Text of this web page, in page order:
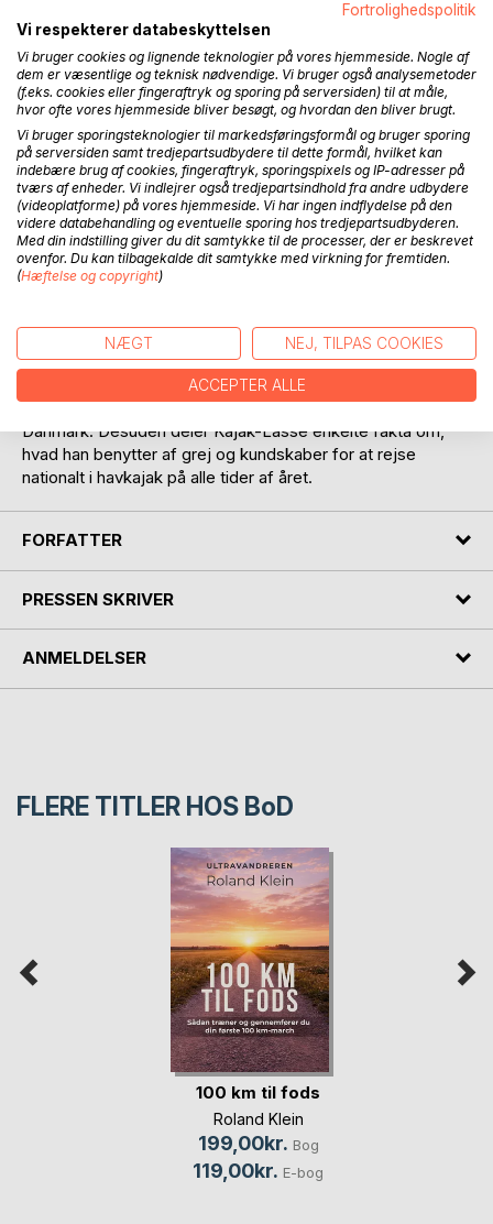
Drag på eventyr i havkajak med Kajak-Lasse som
styrmand. Oplev Danmarks smukkeste kanter fra havsiden,
og hvordan Kajak-Lasses enestående kompetencer
kommer i spil i kampen med naturens voldsomme kræfter
på havet. I autentiske fortællinger og billeder kan du indleve
dig i hans personlige oplevelser, fejl og læring og måske
endda selv blive inspireret til en tur i havkajak. Du er i hvert
fald garanteret en fornyet respekt for naturen samt for de
kompetencer, det kræver at ro i havkajak.
Lasse roede i vinteren 2019 Danmark rundt i havkajak, og
med sine dengang 25 år er Lasse den yngste til at
I bogen ´På eventyr i havkajak´ deler Kajak-Lasse ud af
sine personlige billeder, erindringer og oplevelser fra netop
denne rejse, men også fra sine øvrige rejser rundt i
Danmark. Desuden deler Kajak-Lasse enkelte fakta om,
hvad han benytter af grej og kundskaber for at rejse
nationalt i havkajak på alle tider af året.
FORFATTER
PRESSEN SKRIVER
ANMELDELSER
FLERE TITLER HOS BoD
100 km til fods
Roland Klein
199,00kr. Bog
119,00kr. E-bog
Fortrolighedspolitik
Vi respekterer databeskyttelsen
Vi bruger cookies og lignende teknologier på vores hjemmeside. Nogle af
dem er væsentlige og teknisk nødvendige. Vi bruger også analysemetoder
(f.eks. cookies eller fingeraftryk og sporing på serversiden) til at måle,
hvor ofte vores hjemmeside bliver besøgt, og hvordan den bliver brugt.
Vi bruger sporingsteknologier til markedsføringsformål og bruger sporing
på serversiden samt tredjepartsudbydere til dette formål, hvilket kan
indebære brug af cookies, fingeraftryk, sporingspixels og IP-adresser på
tværs af enheder. Vi indlejrer også tredjepartsindhold fra andre udbydere
(videoplatforme) på vores hjemmeside. Vi har ingen indflydelse på den
videre databehandling og eventuelle sporing hos tredjepartsudbyderen.
Med din indstilling giver du dit samtykke til de processer, der er beskrevet
ovenfor. Du kan tilbagekalde dit samtykke med virkning for fremtiden.
(Hæftelse og copyright)
NÆGT NEJ, TILPAS COOKIES
ACCEPTER ALLE